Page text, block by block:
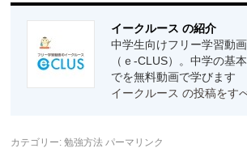
イークルース の紹介
中学生向けフリー学習動
（ｅ-CLUS）。中学の基
でを無料動画で学びます
イークルース の投稿をす
カテゴリー:勉強方法 パーマリンク